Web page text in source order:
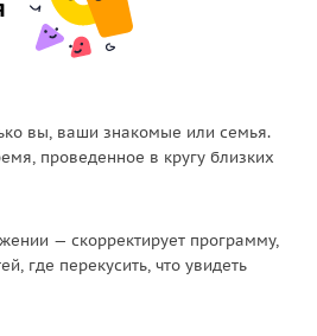
вы, ваши знакомые или семья.
проведенное в кругу близких
— скорректирует программу,
где перекусить, что увидеть